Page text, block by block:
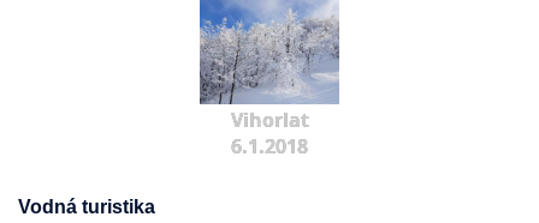
Vihorlat
6.1.2018
Vodná turistika